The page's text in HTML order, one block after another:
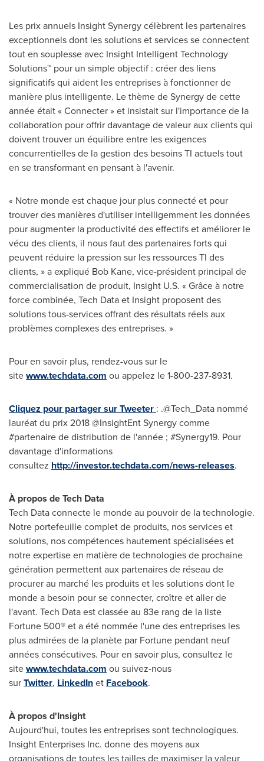
Les prix annuels Insight Synergy célèbrent les partenaires
exceptionnels dont les solutions et services se connectent
tout en souplesse avec Insight Intelligent Technology
Solutions™ pour un simple objectif : créer des liens
significatifs qui aident les entreprises à fonctionner de
manière plus intelligente. Le thème de Synergy de cette
année était « Connecter » et insistait sur l'importance de la
collaboration pour offrir davantage de valeur aux clients qui
doivent trouver un équilibre entre les exigences
concurrentielles de la gestion des besoins TI actuels tout
en se transformant en pensant à l'avenir.
« Notre monde est chaque jour plus connecté et pour
trouver des manières d'utiliser intelligemment les données
pour augmenter la productivité des effectifs et améliorer le
vécu des clients, il nous faut des partenaires forts qui
peuvent réduire la pression sur les ressources TI des
clients, » a expliqué Bob Kane, vice-président principal de
commercialisation de produit, Insight U.S. « Grâce à notre
force combinée, Tech Data et Insight proposent des
solutions tous-services offrant des résultats réels aux
problèmes complexes des entreprises. »
Pour en savoir plus, rendez-vous sur le
sitewww.techdata.com ou appelez le 1-800-237-8931.
Cliquez pour partager sur Tweeter : .@Tech_Data nommé
lauréat du prix 2018 @InsightEnt Synergy comme
#partenaire de distribution de l'année ; #Synergy19. Pour
davantage d'informations
consultez http://investor.techdata.com/news-releases.
À propos de Tech Data
Tech Data connecte le monde au pouvoir de la technologie.
Notre portefeuille complet de produits, nos services et
solutions, nos compétences hautement spécialisées et
notre expertise en matière de technologies de prochaine
génération permettent aux partenaires de réseau de
procurer au marché les produits et les solutions dont le
monde a besoin pour se connecter, croître et aller de
l'avant. Tech Data est classée au 83e rang de la liste
Fortune 500® et a été nommée l'une des entreprises les
plus admirées de la planète par Fortune pendant neuf
années consécutives. Pour en savoir plus, consultez le
sitewww.techdata.com ou suivez-nous
surTwitter, LinkedInet Facebook.
À propos d'Insight
Aujourd'hui, toutes les entreprises sont technologiques.
Insight Enterprises Inc. donne des moyens aux